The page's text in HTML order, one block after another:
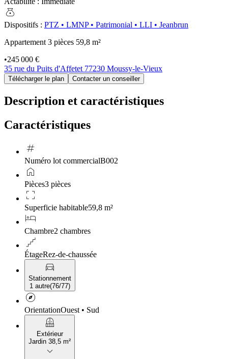
money_bag
Dispositifs : PTZ • LMNP• Patrimonial • LLI • Jeanbrun
Appartement 3 pièces 59,8 m²
•245 000 €
35 rue du Puits d'Affetet 77230 Moussy-le-Vieux
Télécharger le plan Contacter un conseiller
Description et caractéristiques
Caractéristiques
tag
Numéro lot commercialB002
home
Pièces3 pièces
crop_free
Superficie habitable59,8 m²
hotel
Chambre2 chambres
floor
ÉtageRez-de-chaussée
directions_car
Stationnement
1 autre(76/77)
explore
OrientationOuest • Sud
balcony
Extérieur
Jardin 38,5 m²
keyboard_arrow_down